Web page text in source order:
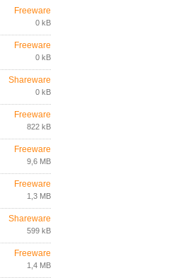
Freeware
0 kB
Freeware
0 kB
Shareware
0 kB
Freeware
822 kB
Freeware
9,6 MB
Freeware
1,3 MB
Shareware
599 kB
Freeware
1,4 MB